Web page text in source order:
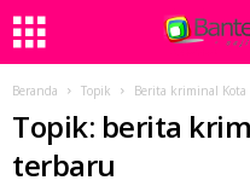
Beranda Topik Berita kriminal Kota
Topik: berita
terbaru